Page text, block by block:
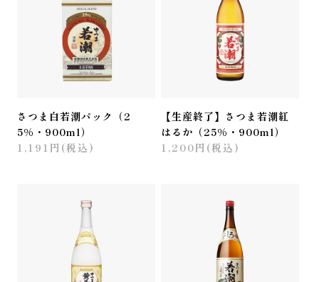
さつま白若潮パック（2
5%・900ml）
1,191円(税込)
【生産終了】さつま若潮紅
はるか（25%・900ml）
1,200円(税込)